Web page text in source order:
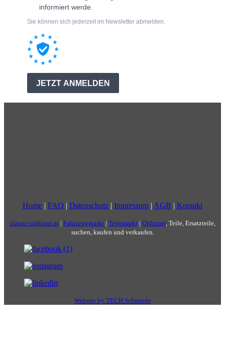
Home | FAQ | Datenschutz | Impressum | AGB | Kontakt
classic-oldtimer.at | Fahrzeugmarkt | Teilemarkt | Oldtimer, Teile, Ersatzteile,
suchen, kaufen und verkaufen.
Website by TECH Schmiede